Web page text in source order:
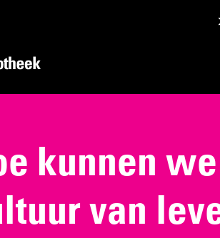
kunnen
van